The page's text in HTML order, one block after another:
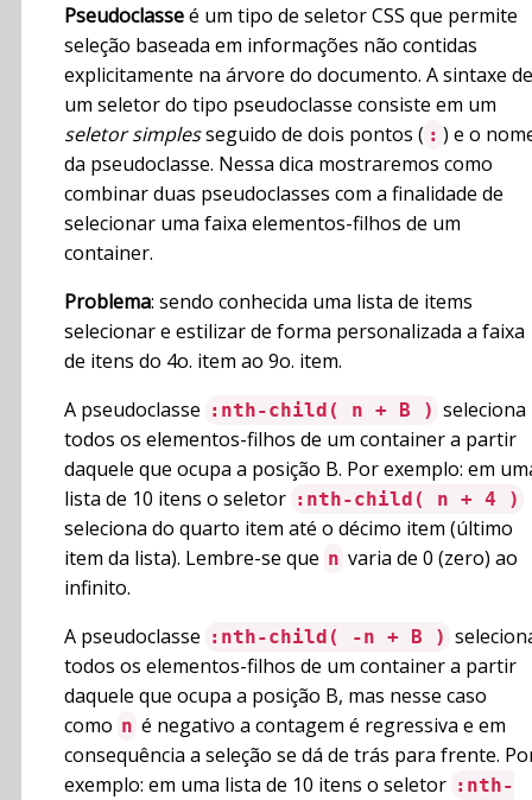
Pseudoclasseé um tipo de seletor CSS que permite
seleção baseada em informações não contidas
explicitamente na árvore do documento. A sintaxe de
um seletor do tipo pseudoclasse consiste em um
seletor simplesseguido de dois pontos ( : ) e o
da pseudoclasse. Nessa dica mostraremos como
combinar duas pseudoclasses com a finalidade de
selecionar uma faixa elementos-filhos de um
container.
Problema: sendo conhecida uma lista de items
selecionar e estilizar de forma personalizada a faixa
de itens do 4o. item ao 9o. item.
A pseudoclasse :nth-child( n + B ) seleciona
todos os elementos-filhos de um container a partir
daquele que ocupa a posição B. Por exemplo: em
lista de 10 itens o seletor :nth-child( n + 4 )
seleciona do quarto item até o décimo item (último
item da lista). Lembre-se que n varia de 0 (zero) ao
infinito.
A pseudoclasse :nth-child( -n + B )
todos os elementos-filhos de um container a partir
daquele que ocupa a posição B, mas nesse caso
como n é negativo a contagem é regressiva e em
consequência a seleção se dá de trás para frente.
exemplo: em uma lista de 10 itens o seletor :nth-